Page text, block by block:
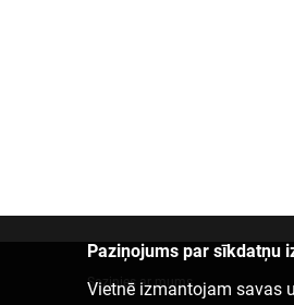
Paziņojums par sīkdatņu
Vietnē izmantojam savas
Sazinies ar mums